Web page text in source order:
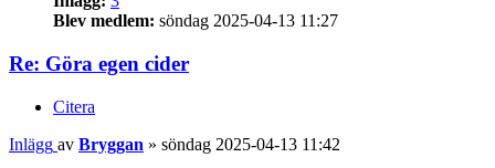
Blev medlem: söndag 2025-04-13 11:27
Re: Göra egen cider
Citera
Inlägg av Bryggan » söndag 2025-04-13 11:42